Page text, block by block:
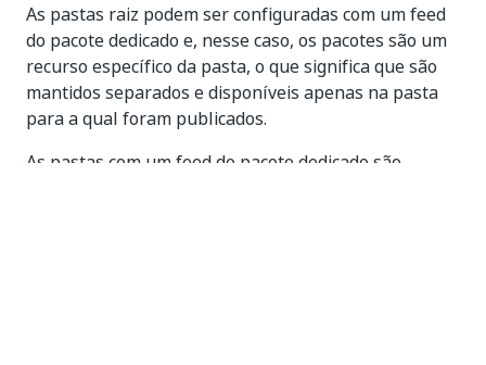
As pastas raiz podem ser configuradas com um feed
do pacote dedicado e, nesse caso, os pacotes são um
recurso específico da pasta, o que significa que são
mantidos separados e disponíveis apenas na pasta
para a qual foram publicados.
As pastas com um feed do pacote dedicado são